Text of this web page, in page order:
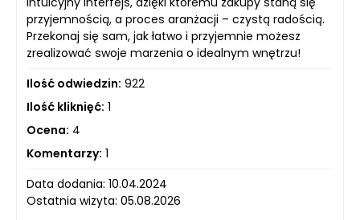
przyjemnością, a proces aranżacji – czystą radością.
Przekonaj się sam, jak łatwo i przyjemnie możesz
zrealizować swoje marzenia o idealnym wnętrzu!
Ilość odwiedzin: 922
Ilość kliknięć: 1
Ocena: 4
Komentarzy: 1
Data dodania: 10.04.2024
Ostatnia wizyta: 05.08.2026